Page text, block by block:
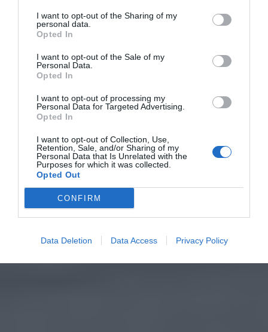
I want to opt-out of the Sharing of my
personal data.
Opted In
I want to opt-out of the Sale of my
Personal Data.
Opted In
I want to opt-out of processing my
Personal Data for Targeted Advertising.
Opted In
I want to opt-out of Collection, Use,
Retention, Sale, and/or Sharing of my
Personal Data that Is Unrelated with the
Purposes for which it was collected.
Opted Out
CONFIRM
Data Deletion Data Access Privacy Policy